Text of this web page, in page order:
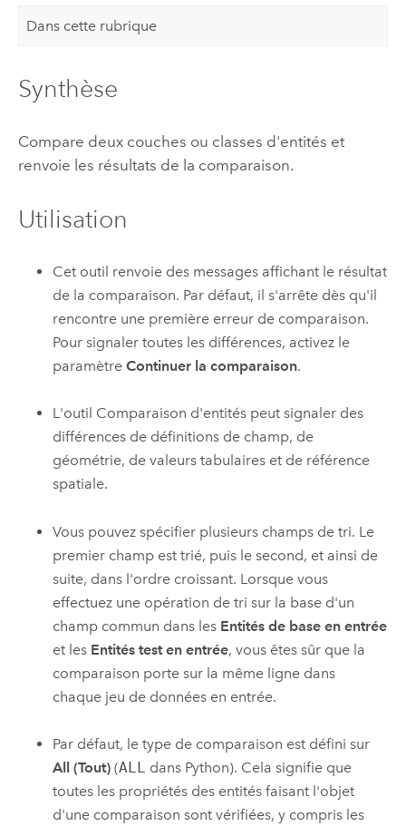
Dans cette rubrique
Synthèse
Compare deux couches ou classes d'entités et
renvoie les résultats de la comparaison.
Utilisation
Cet outil renvoie des messages affichant le résultat
de la comparaison. Par défaut, il s'arrête dès qu'il
rencontre une première erreur de comparaison.
Pour signaler toutes les différences, activez le
paramètreContinuer la comparaison.
L'outil Comparaison d'entités peut signaler des
différences de définitions de champ, de
géométrie, de valeurs tabulaires et de référence
spatiale.
Vous pouvez spécifier plusieurs champs de tri. Le
premier champ est trié, puis le second, et ainsi de
suite, dans l'ordre croissant. Lorsque vous
effectuez une opération de tri sur la base d'un
champ commun dans les Entités de base en entrée
et les Entités test en entrée, vous êtes sûr que la
comparaison porte sur la même ligne dans
chaque jeu de données en entrée.
Par défaut, le type de comparaison est défini sur
All (Tout) (ALL dans Python). Cela signifie que
toutes les propriétés des entités faisant l'objet
d'une comparaison sont vérifiées, y compris les